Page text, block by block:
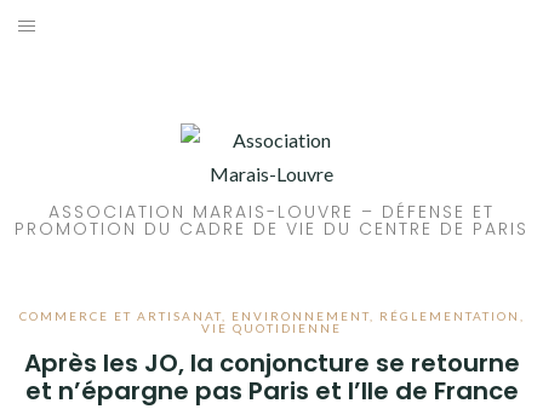
Aller
ASSOCIATION MARAIS-LOUVRE – DÉFENSE ET
PROMOTION DU CADRE DE VIE DU CENTRE DE PARIS
COMMERCE ET ARTISANAT, ENVIRONNEMENT, RÉGLEMENTATION
VIE QUOTIDIENNE
Après les JO, la conjoncture se retourne
et n’épargne pas Paris et l’Ile de France
PROPRETÉ
RÉGLEMENTATION